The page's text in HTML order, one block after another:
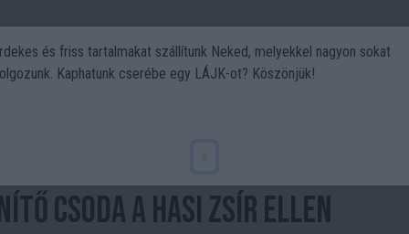
Politika DIY Utazás
zsírtól! Zabital
Csoda a Hasi Zsír Ellen
és friss tartalmakat szállítunk Neked, melyekkel nagyon sokat
Kaphatunk cserébe egy LÁJK-ot? Köszönjük!